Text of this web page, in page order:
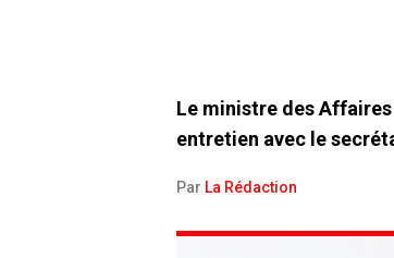
Le ministre des Affaires
entretien avec le
Par La Rédaction